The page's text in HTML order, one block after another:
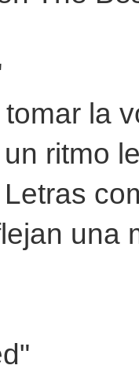
la
ritmo
una